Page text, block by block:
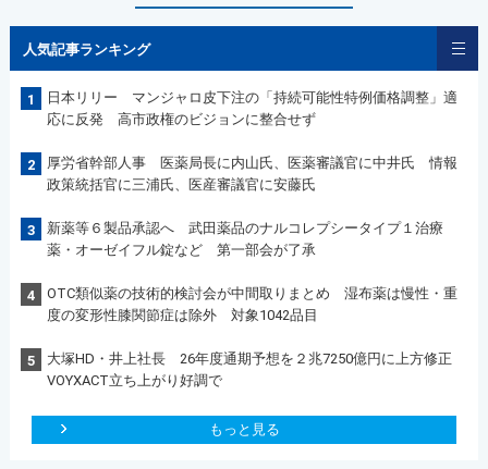
人気記事ランキング
1
日本リリー マンジャロ皮下注の「持続可能性特例価格調整」適
応に反発 高市政権のビジョンに整合せず
2
厚労省幹部人事 医薬局長に内山氏、医薬審議官に中井氏 情報
政策統括官に三浦氏、医産審議官に安藤氏
3
新薬等６製品承認へ 武田薬品のナルコレプシータイプ１治療
薬・オーゼイフル錠など 第一部会が了承
4
OTC類似薬の技術的検討会が中間取りまとめ 湿布薬は慢性・重
度の変形性膝関節症は除外 対象1042品目
5
大塚HD・井上社長 26年度通期予想を２兆7250億円に上方修正
VOYXACT立ち上がり好調で
もっと見る